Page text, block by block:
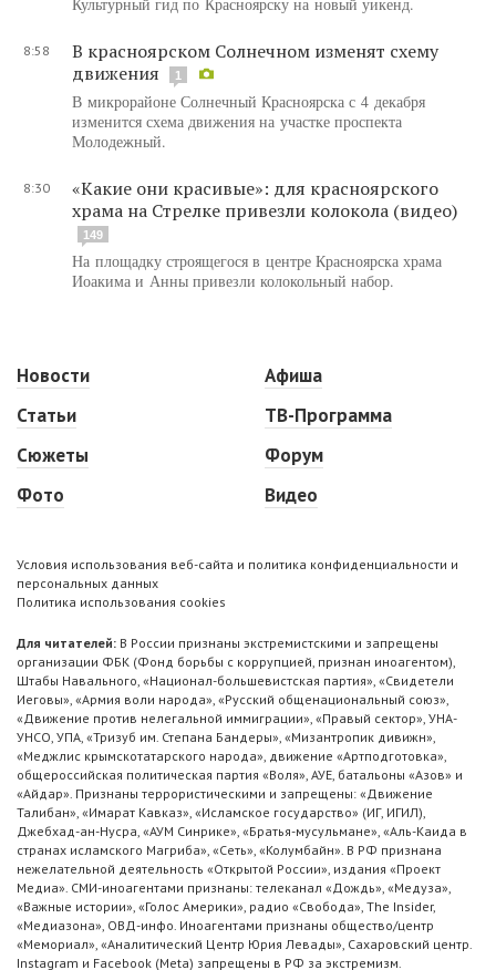
8:58
В красноярском Солнечном изменят схему
движения
1
В микрорайоне Солнечный Красноярска с 4 декабря
изменится схема движения на участке проспекта
Молодежный.
8:30
«Какие они красивые»: для красноярского
храма на Стрелке привезли колокола (видео)
149
На площадку строящегося в центре Красноярска храма
Иоакима и Анны привезли колокольный набор.
Новости
Статьи
Сюжеты
Фото
Афиша
ТВ-Программа
Форум
Видео
Условия использования веб-сайта и политика конфиденциальности и
персональных данных
Политика использования cookies
Для читателей: В России признаны экстремистскими и запрещены
организации ФБК (Фонд борьбы с коррупцией, признан иноагентом),
Штабы Навального, «Национал-большевистская партия», «Свидетели
Иеговы», «Армия воли народа», «Русский общенациональный союз»,
«Движение против нелегальной иммиграции», «Правый сектор», УНА-
УНСО, УПА, «Тризуб им. Степана Бандеры», «Мизантропик дивижн»,
«Меджлис крымскотатарского народа», движение «Артподготовка»,
общероссийская политическая партия «Воля», АУЕ, батальоны «Азов» и
«Айдар». Признаны террористическими и запрещены: «Движение
Талибан», «Имарат Кавказ», «Исламское государство» (ИГ, ИГИЛ),
Джебхад-ан-Нусра, «АУМ Синрике», «Братья-мусульмане», «Аль-Каида в
странах исламского Магриба», «Сеть», «Колумбайн». В РФ признана
нежелательной деятельность «Открытой России», издания «Проект
Медиа». СМИ-иноагентами признаны: телеканал «Дождь», «Медуза»,
«Важные истории», «Голос Америки», радио «Свобода», The Insider,
«Медиазона», ОВД-инфо. Иноагентами признаны общество/центр
«Мемориал», «Аналитический Центр Юрия Левады», Сахаровский центр.
Instagram и Facebook (Metа) запрещены в РФ за экстремизм.